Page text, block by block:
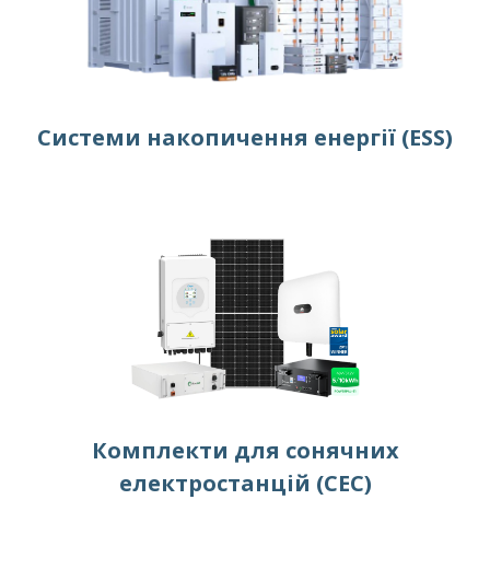
Системи накопичення енергії (ESS)
Комплекти для сонячних
електростанцій (СЕС)